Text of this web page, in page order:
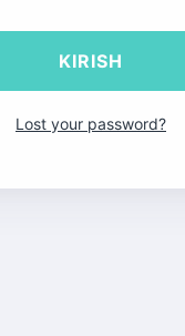
Lost your password?